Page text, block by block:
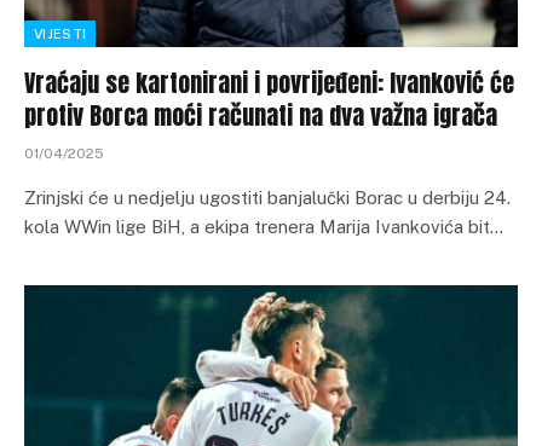
VIJESTI
Vraćaju se kartonirani i povrijeđeni: Ivanković će
protiv Borca moći računati na dva važna igrača
01/04/2025
Zrinjski će u nedjelju ugostiti banjalučki Borac u derbiju 24.
kola WWin lige BiH, a ekipa trenera Marija Ivankovića bit…